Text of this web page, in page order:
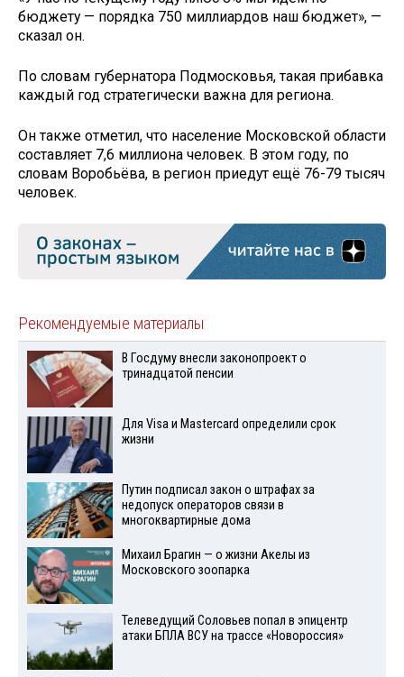
бюджету — порядка 750 миллиардов наш бюджет», —
сказал он.
По словам губернатора Подмосковья, такая прибавка
каждый год стратегически важна для региона.
Он также отметил, что население Московской области
составляет 7,6 миллиона человек. В этом году, по
словам Воробьёва, в регион приедут ещё 76-79 тысяч
человек.
Рекомендуемые материалы
В Госдуму внесли законопроект о
тринадцатой пенсии
Для Visа и Mastercard определили срок
жизни
Путин подписал закон о штрафах за
недопуск операторов связи в
многоквартирные дома
Михаил Брагин — о жизни Акелы из
Московского зоопарка
Телеведущий Соловьев попал в эпицентр
атаки БПЛА ВСУ на трассе «Новороссия»